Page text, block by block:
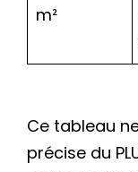
m²
Ce tableau
précise du